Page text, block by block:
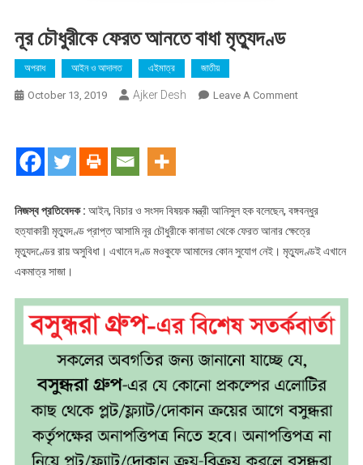
নূর চৌধুরীকে ফেরত আনতে বাধা মৃত্যুদণ্ড
অপরাধ আইন ও আদালত এইমাত্র জাতীয়
October 13, 2019 Ajker Desh Leave A CommentOn
মৃত্যুদণ্ড
নিজস্ব প্রতিবেদক : আইন, বিচার ও সংসদ বিষয়ক মন্ত্রী আনিসুল হক বলেছেন, বঙ্গবন্ধুর
হত্যাকারী মৃত্যুদণ্ড প্রাপ্ত আসামি নূর চৌধুরীকে কানাডা থেকে ফেরত আনার ক্ষেত্রে
মৃত্যুদণ্ডের রায় অসুবিধা। এখানে দণ্ড মওকুফে আমাদের কোন সুযোগ নেই। মৃত্যুদণ্ডই এখানে
একমাত্র সাজা।